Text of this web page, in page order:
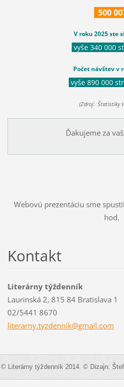
500
V roku 2025 ste
vyše 340 000
Počet návštev v
vyše 890 000
(Zdroj: Štatistiky
Ďakujeme za
Webovú prezentáciu sme
hod.
Kontakt
Literárny týždenník
Laurinská 2, 815 84 Bratislava 1
02/5441 8670
literarny.tyzdennik@gmail.com
© Literárny týždenník 2014. © Dizajn: